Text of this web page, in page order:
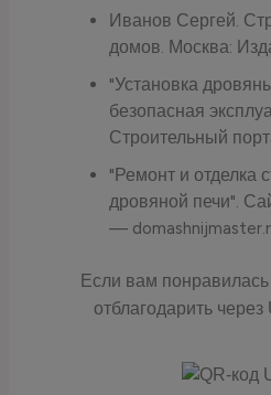
Иванов Сергей.
домов. Москва:
"Установка
безопасная
Строительный
"Ремонт и отделка
дровяной печи".
—
Если вам
отблагодарить